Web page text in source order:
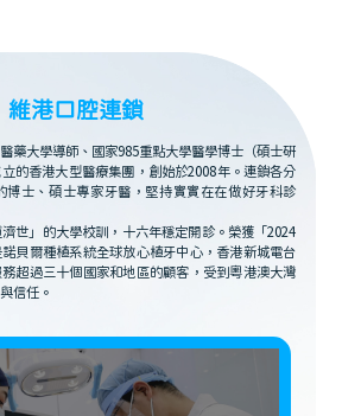
維港口腔連鎖
藥大學導師、國家985重點大學醫學博士（碩士研
的香港大型醫療集團，創始於2008年。連鎖各分
博士、碩士專家牙醫，堅持實實在在做好牙科診
世」的大學校訓，十六年穩定開診。榮獲「2024
貝爾種植系統全球放心植牙中心，香港新城電台
超過三十個國家和地區的顧客，受到粵港澳大灣
信任。